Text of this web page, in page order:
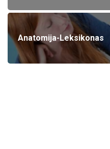
Anatomija-Leksikonas